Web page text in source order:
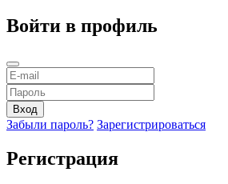
Войти в профиль
Забыли пароль? Зарегистрироваться
Регистрация